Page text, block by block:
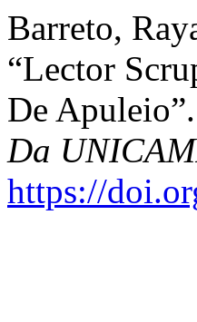
Barreto,
“Lector
De Apuleio”.
Da
https://